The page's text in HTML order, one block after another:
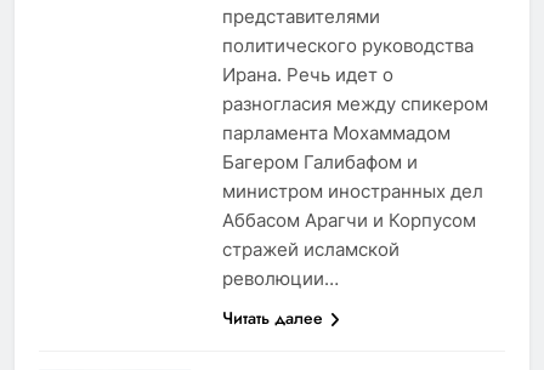
представителями
политического руководства
Ирана. Речь идет о
разногласия между спикером
парламента Мохаммадом
Багером Галибафом и
министром иностранных дел
Аббасом Арагчи и Корпусом
стражей исламской
революции…
Читать далее